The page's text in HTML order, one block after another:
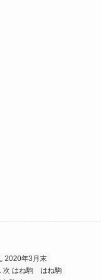
2020年3月末
次 はね駒
はね駒